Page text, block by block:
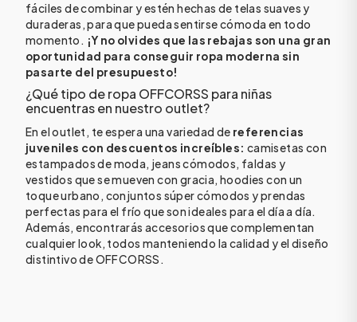
fáciles de combinar y estén hechas de telas suaves y
duraderas, para que pueda sentirse cómoda en todo
momento. ¡Y no olvides que las rebajas son una gran
oportunidad para conseguir ropa moderna sin
pasarte del presupuesto!
¿Qué tipo de ropa OFFCORSS para niñas
encuentras en nuestro outlet?
En el outlet, te espera una variedad de referencias
juveniles con descuentos increíbles: camisetas con
estampados de moda, jeans cómodos, faldas y
vestidos que se mueven con gracia, hoodies con un
toque urbano, conjuntos súper cómodos y prendas
perfectas para el frío que son ideales para el día a día.
Además, encontrarás accesorios que complementan
cualquier look, todos manteniendo la calidad y el diseño
distintivo de OFFCORSS.